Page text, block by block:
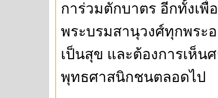
การ่วมตักบาตร อีกทั้งเพื่
พระบรมสานุวงศ์ทุกพระ
เป็นสุข และต้องการเห็
พุทธศาสนิกชนตลอดไป